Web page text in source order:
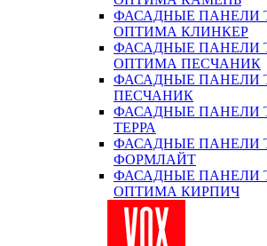
ФАСАДНЫЕ ПАНЕЛИ
ОПТИМА КЛИНКЕР
ФАСАДНЫЕ ПАНЕЛИ
ОПТИМА ПЕСЧАНИК
ФАСАДНЫЕ ПАНЕЛИ
ПЕСЧАНИК
ФАСАДНЫЕ ПАНЕЛИ
ТЕРРА
ФАСАДНЫЕ ПАНЕЛИ
ФОРМЛАЙТ
ФАСАДНЫЕ ПАНЕЛИ
ОПТИМА КИРПИЧ